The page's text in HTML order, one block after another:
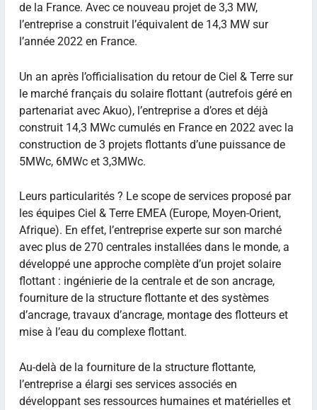
de la France. Avec ce nouveau projet de 3,3 MW,
l’entreprise a construit l’équivalent de 14,3 MW sur
l’année 2022 en France.
Un an après l’officialisation du retour de Ciel & Terre sur
le marché français du solaire flottant (autrefois géré en
partenariat avec Akuo), l’entreprise a d’ores et déjà
construit 14,3 MWc cumulés en France en 2022 avec la
construction de 3 projets flottants d’une puissance de
5MWc, 6MWc et 3,3MWc.
Leurs particularités ? Le scope de services proposé par
les équipes Ciel & Terre EMEA (Europe, Moyen-Orient,
Afrique). En effet, l’entreprise experte sur son marché
avec plus de 270 centrales installées dans le monde, a
développé une approche complète d’un projet solaire
flottant : ingénierie de la centrale et de son ancrage,
fourniture de la structure flottante et des systèmes
d’ancrage, travaux d’ancrage, montage des flotteurs et
mise à l’eau du complexe flottant.
Au-delà de la fourniture de la structure flottante,
l’entreprise a élargi ses services associés en
développant ses ressources humaines et matérielles et